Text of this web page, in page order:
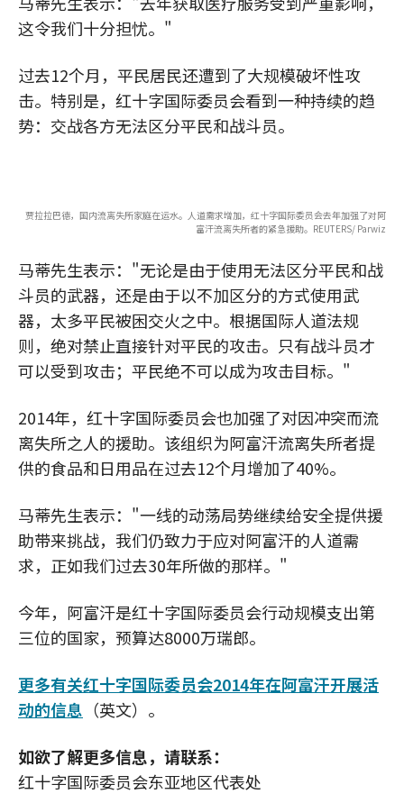
这令我们十分担忧。"
过去12个月，平民居民还遭到了大规模破坏性攻
击。特别是，红十字国际委员会看到一种持续的趋
势：交战各方无法区分平民和战斗员。
贾拉拉巴德，国内流离失所家庭在运水。人道需求增加，红十字国际委员会去年加强了对阿
富汗流离失所者的紧急援助。REUTERS/ Parwiz
马蒂先生表示："无论是由于使用无法区分平民和战
斗员的武器，还是由于以不加区分的方式使用武
器，太多平民被困交火之中。根据国际人道法规
则，绝对禁止直接针对平民的攻击。只有战斗员才
可以受到攻击；平民绝不可以成为攻击目标。"
2014年，红十字国际委员会也加强了对因冲突而流
离失所之人的援助。该组织为阿富汗流离失所者提
供的食品和日用品在过去12个月增加了40%。
马蒂先生表示："一线的动荡局势继续给安全提供援
助带来挑战，我们仍致力于应对阿富汗的人道需
求，正如我们过去30年所做的那样。"
今年，阿富汗是红十字国际委员会行动规模支出第
三位的国家，预算达8000万瑞郎。
更多有关红十字国际委员会2014年在阿富汗开展活
动的信息 （英文）。
如欲了解更多信息，请联系：
红十字国际委员会东亚地区代表处